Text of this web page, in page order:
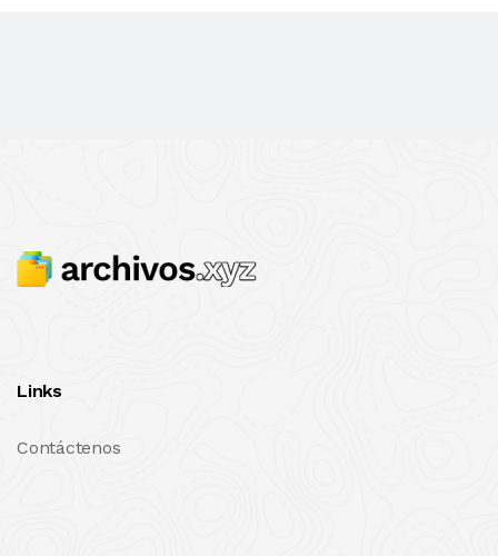
Links
Contáctenos